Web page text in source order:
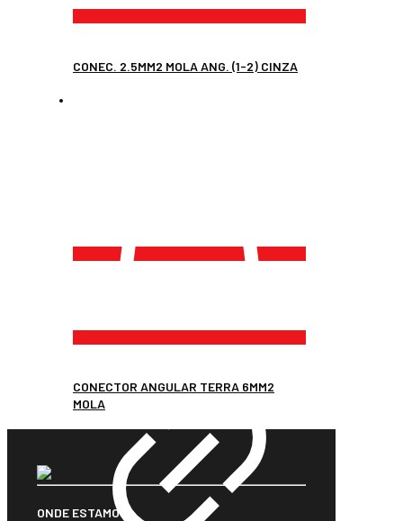
CONEC. 2.5MM2 MOLA ANG. (1-2) CINZA
CONECTOR ANGULAR TERRA 6MM2
MOLA
ONDE ESTAMOS